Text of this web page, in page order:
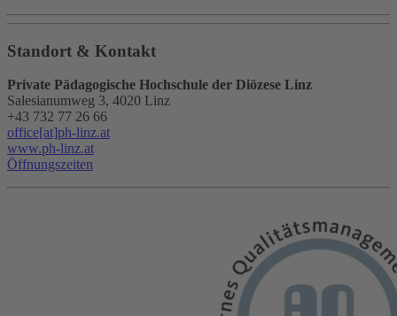
Standort & Kontakt
Private Pädagogische Hochschule der Diözese Linz
Salesianumweg 3, 4020 Linz
+43 732 77 26 66
office[at]ph-linz.at
www.ph-linz.at
Öffnungszeiten